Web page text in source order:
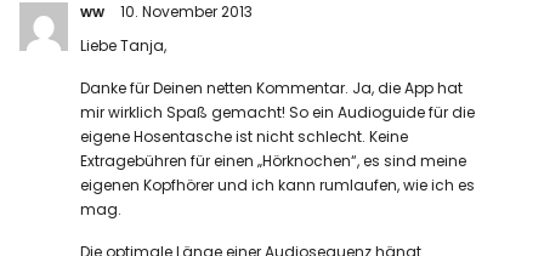
ww
10. November 2013
Liebe Tanja,
Danke für Deinen netten Kommentar. Ja, die App hat
mir wirklich Spaß gemacht! So ein Audioguide für die
eigene Hosentasche ist nicht schlecht. Keine
Extragebühren für einen „Hörknochen“, es sind meine
eigenen Kopfhörer und ich kann rumlaufen, wie ich es
mag.